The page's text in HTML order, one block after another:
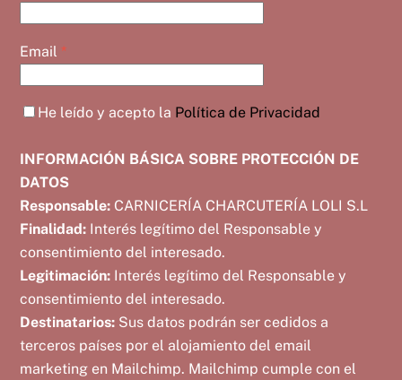
Email*
He leído y acepto la Política de Privacidad
INFORMACIÓN BÁSICA SOBRE PROTECCIÓN DE
DATOS
Responsable: CARNICERÍA CHARCUTERÍA LOLI S.L
Finalidad: Interés legítimo del Responsable y
consentimiento del interesado.
Legitimación: Interés legítimo del Responsable y
consentimiento del interesado.
Destinatarios: Sus datos podrán ser cedidos a
terceros países por el alojamiento del email
marketing en Mailchimp. Mailchimp cumple con el